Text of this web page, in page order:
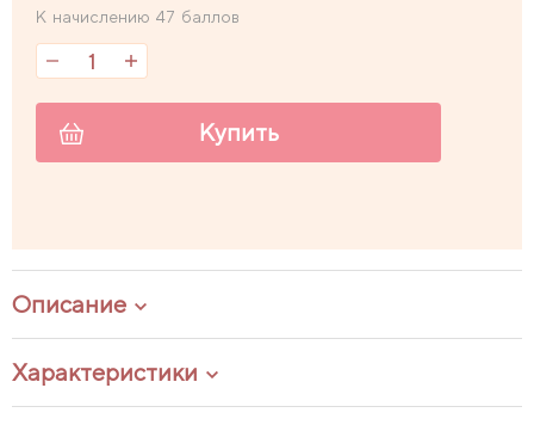
К начислению 47 баллов
Купить
Описание
Характеристики